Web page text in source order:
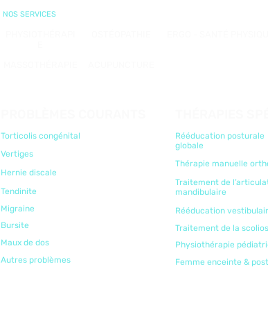
NOS SERVICES
Torticolis congénital
Vertiges
Hernie discale
Tendinite
Migraine
Bursite
Maux de dos
Autres problèmes
Rééducation posturale
globale
Thérapie manuelle
Traitement de
mandibulaire
Rééducation
Traitement de la
Physiothérapie
Femme enceinte &